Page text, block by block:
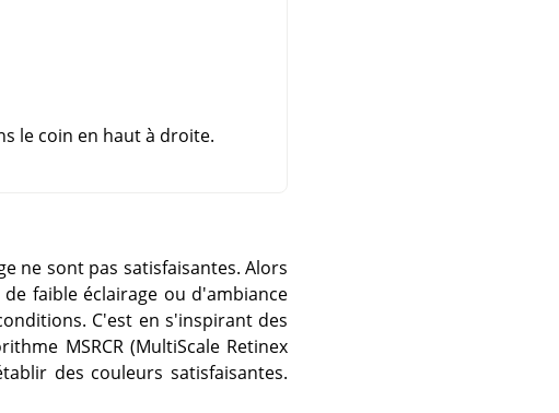
le coin en haut à droite.
ne sont pas satisfaisantes. Alors
faible éclairage ou d'ambiance
C'est en s'inspirant des
MSRCR (MultiScale Retinex
des couleurs satisfaisantes.